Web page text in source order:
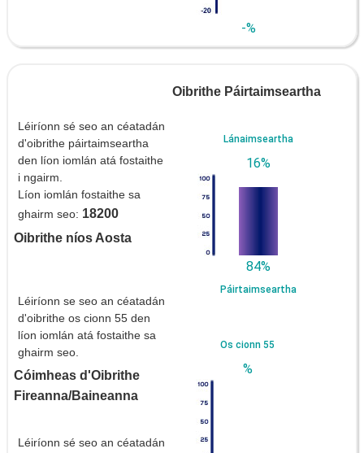
-%
Oibrithe Páirtaimseartha
Léiríonn sé seo an céatadán
d'oibrithe páirtaimseartha
den líon iomlán atá fostaithe
i ngairm.
Líon iomlán fostaithe sa
ghairm seo: 18200
Lánaimseartha
16%
84%
Páirtaimseartha
Oibrithe níos Aosta
Léiríonn se seo an céatadán
d'oibrithe os cionn 55 den
líon iomlán atá fostaithe sa
ghairm seo.
Os cionn 55
%
Cóimheas d'Oibrithe
Fireanna/Baineanna
Léiríonn sé seo an céatadán